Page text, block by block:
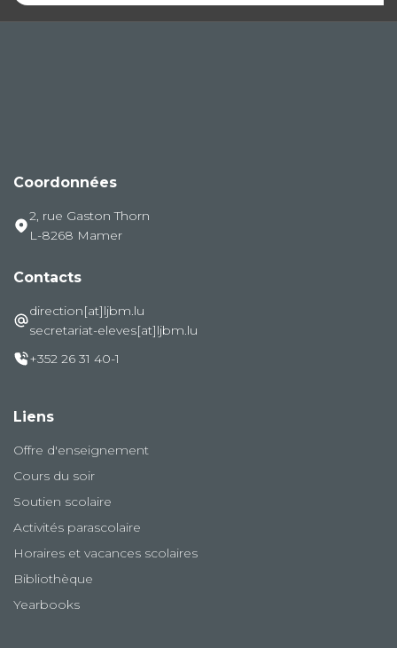
Coordonnées
2, rue Gaston Thorn
L-8268 Mamer
Contacts
direction[at]ljbm.lu
secretariat-eleves[at]ljbm.lu
+352 26 31 40-1
Liens
Offre d'enseignement
Cours du soir
Soutien scolaire
Activités parascolaire
Horaires et vacances scolaires
Bibliothèque
Yearbooks